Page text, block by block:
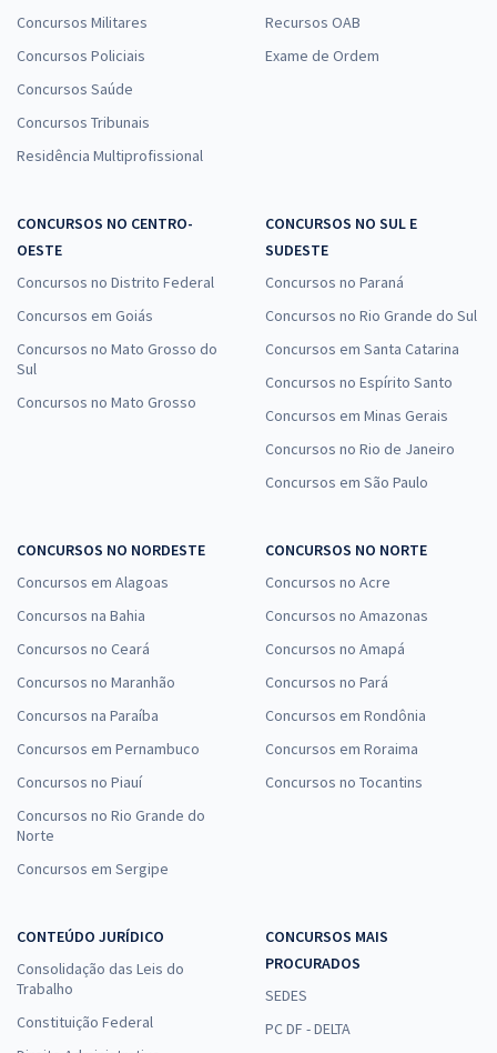
Concursos Militares
Concursos Policiais
Concursos Saúde
Concursos Tribunais
Residência Multiprofissional
Recursos OAB
Exame de Ordem
CONCURSOS NO CENTRO-
OESTE
Concursos no Distrito Federal
Concursos em Goiás
Concursos no Mato Grosso do
Sul
Concursos no Mato Grosso
CONCURSOS NO SUL E
SUDESTE
Concursos no Paraná
Concursos no Rio Grande do Sul
Concursos em Santa Catarina
Concursos no Espírito Santo
Concursos em Minas Gerais
Concursos no Rio de Janeiro
Concursos em São Paulo
CONCURSOS NO NORDESTE
Concursos em Alagoas
Concursos na Bahia
Concursos no Ceará
Concursos no Maranhão
Concursos na Paraíba
Concursos em Pernambuco
Concursos no Piauí
Concursos no Rio Grande do
Norte
Concursos em Sergipe
CONCURSOS NO NORTE
Concursos no Acre
Concursos no Amazonas
Concursos no Amapá
Concursos no Pará
Concursos em Rondônia
Concursos em Roraima
Concursos no Tocantins
CONTEÚDO JURÍDICO
Consolidação das Leis do
Trabalho
Constituição Federal
CONCURSOS MAIS
PROCURADOS
SEDES
PC DF - DELTA